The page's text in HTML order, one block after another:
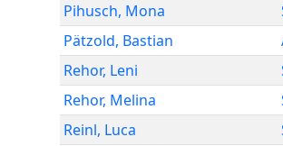
Pihusch, Mona
Pätzold, Bastian
Rehor, Leni
Rehor, Melina
Reinl, Luca